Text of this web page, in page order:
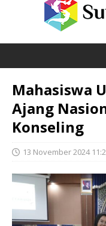
Mahasiswa
Ajang
Konseling
13 November 2024